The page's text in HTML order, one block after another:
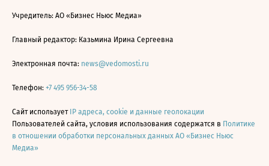
Учредитель: АО «Бизнес Ньюс Медиа»
Главный редактор: Казьмина Ирина Сергеевна
Электронная почта: news@vedomosti.ru
Телефон: +7 495 956-34-58
Сайт использует IP адреса, cookie и данные геолокации
Пользователей сайта, условия использования содержатся в Политике
в отношении обработки персональных данных АО «Бизнес Ньюс
Медиа»